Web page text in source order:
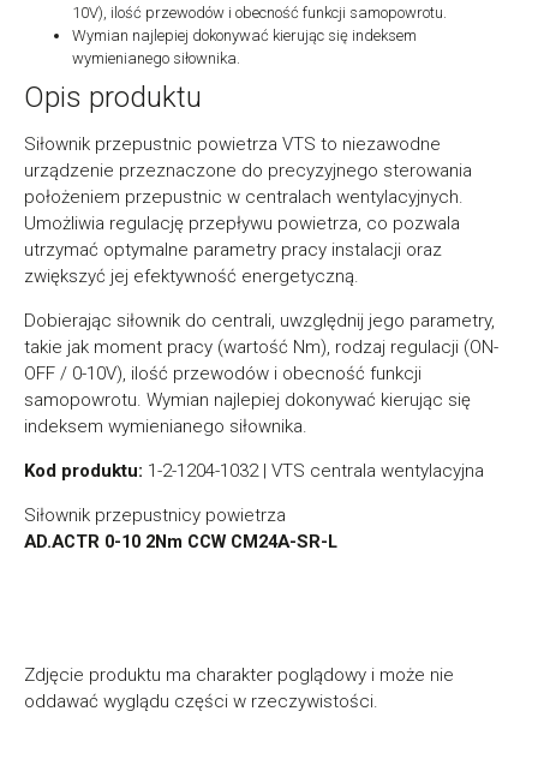
10V), ilość przewodów i obecność funkcji samopowrotu.
Wymian najlepiej dokonywać kierując się indeksem
wymienianego siłownika.
Opis produktu
Siłownik przepustnic powietrza VTS to niezawodne
urządzenie przeznaczone do precyzyjnego sterowania
położeniem przepustnic w centralach wentylacyjnych.
Umożliwia regulację przepływu powietrza, co pozwala
utrzymać optymalne parametry pracy instalacji oraz
zwiększyć jej efektywność energetyczną.
Dobierając siłownik do centrali, uwzględnij jego parametry,
takie jak moment pracy (wartość Nm), rodzaj regulacji (ON-
OFF / 0-10V), ilość przewodów i obecność funkcji
samopowrotu. Wymian najlepiej dokonywać kierując się
indeksem wymienianego siłownika.
Kod produktu: 1-2-1204-1032 | VTS centrala wentylacyjna
Siłownik przepustnicy powietrza
AD.ACTR 0-10 2Nm CCW CM24A-SR-L
Zdjęcie produktu ma charakter poglądowy i może nie
oddawać wyglądu części w rzeczywistości.